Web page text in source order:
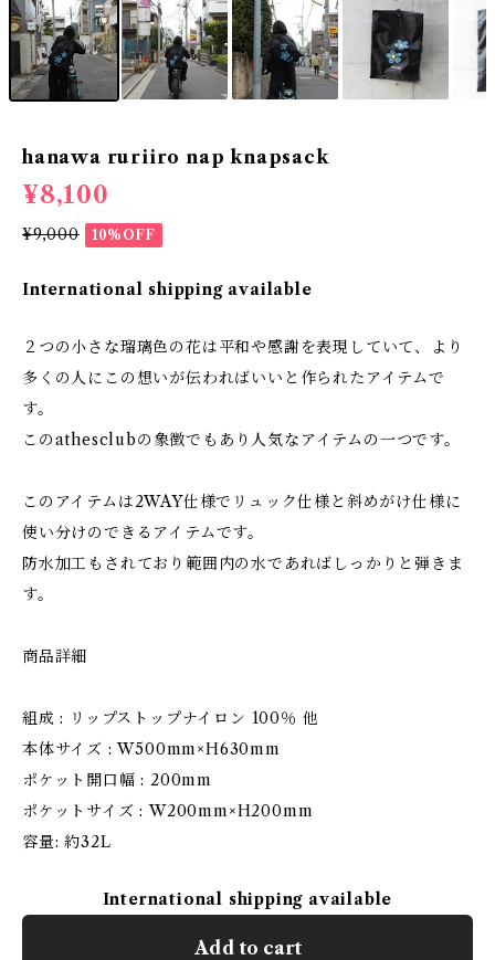
hanawa ruriiro nap knapsack
¥8,100
¥9,000 10%OFF
International shipping available
２つの小さな瑠璃色の花は平和や感謝を表現していて、より
多くの人にこの想いが伝わればいいと作られたアイテムで
す。
このathesclubの象徴でもあり人気なアイテムの一つです。
このアイテムは2WAY仕様でリュック仕様と斜めがけ仕様に
使い分けのできるアイテムです。
防水加工もされており範囲内の水であればしっかりと弾きま
す。
商品詳細
組成 : リップストップナイロン 100％ 他
本体サイズ : W500mm×H630mm
ポケット開口幅 : 200mm
ポケットサイズ : W200mm×H200mm
容量: 約32L
International shipping available
Add to cart